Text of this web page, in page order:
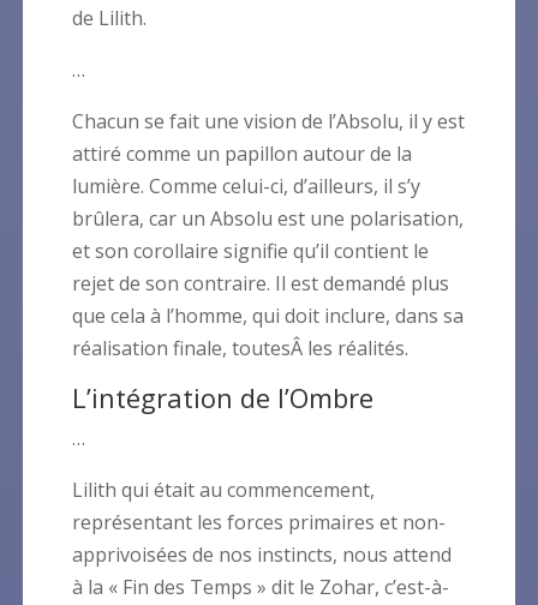
de Lilith.
…
Chacun se fait une vision de l’Absolu, il y est
attiré comme un papillon autour de la
lumière. Comme celui-ci, d’ailleurs, il s’y
brûlera, car un Absolu est une polarisation,
et son corollaire signifie qu’il contient le
rejet de son contraire. Il est demandé plus
que cela à l’homme, qui doit inclure, dans sa
réalisation finale, toutesÂ les réalités.
L’intégration de l’Ombre
…
Lilith qui était au commencement,
représentant les forces primaires et non-
apprivoisées de nos instincts, nous attend
à la « Fin des Temps » dit le Zohar, c’est-à-